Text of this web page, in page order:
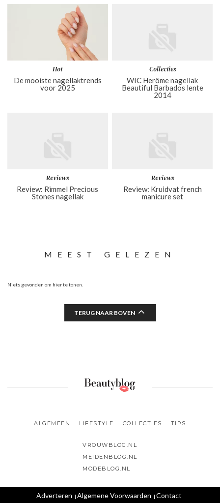
Hot
De mooiste nagellaktrends
voor 2025
Collecties
WIC Herôme nagellak
Beautiful Barbados lente
2014
Reviews
Review: Rimmel Precious
Stones nagellak
Reviews
Review: Kruidvat french
manicure set
MEEST GELEZEN
Niets gevonden om hier te tonen.
TERUG NAAR BOVEN
ALGEMEEN LIFESTYLE COLLECTIES TIPS
VROUWBLOG.NL
MEIDENBLOG.NL
MODEBLOG.NL
Adverteren Algemene Voorwaarden Contact